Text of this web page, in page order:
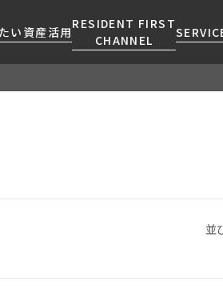
い 資産活用
RESIDENT FIRST
CHANNEL
当社
よくあるご質問
並